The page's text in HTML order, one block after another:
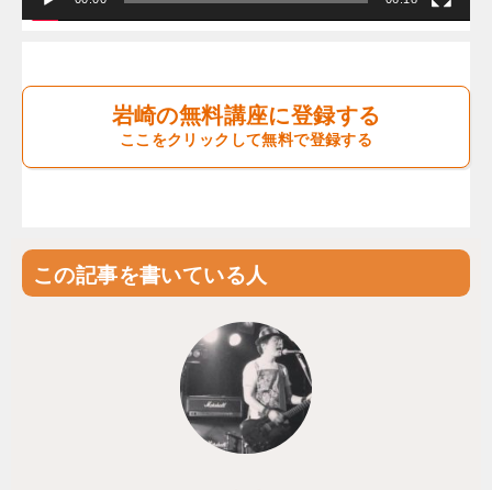
岩崎の無料講座に登録する
ここをクリックして無料で登録する
この記事を書いている人